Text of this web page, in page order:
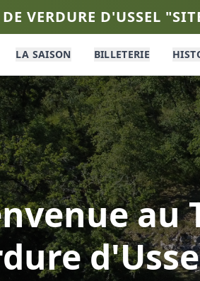
VERDURE D'USSEL
LA SAISON BILLETERIE
au